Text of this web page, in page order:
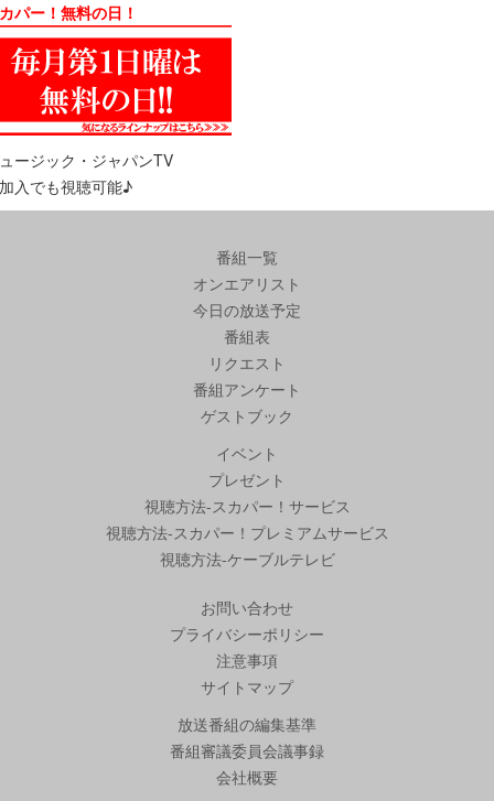
パー！無料の日！
ージック・ジャパンTV
入でも視聴可能♪
番組一覧
オンエアリスト
今日の放送予定
番組表
リクエスト
番組アンケート
ゲストブック
イベント
プレゼント
視聴方法-スカパー！サービス
視聴方法-スカパー！プレミアムサービス
視聴方法-ケーブルテレビ
お問い合わせ
プライバシーポリシー
注意事項
サイトマップ
放送番組の編集基準
番組審議委員会議事録
会社概要